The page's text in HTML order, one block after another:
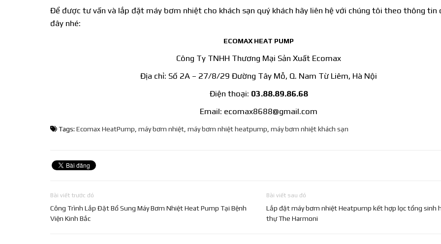
Để được tư vấn và lắp đặt máy bơm nhiệt cho khách sạn quý khách hãy liên hệ với chúng tôi theo thông tin
đây nhé:
ECOMAX HEAT PUMP
Công Ty TNHH Thương Mại Sản Xuất Ecomax
Địa chỉ: Số 2A – 27/8/29 Đường Tây Mỗ, Q. Nam Từ Liêm, Hà Nội
Điện thoại: 03.88.89.86.68
Email: ecomax8688@gmail.com
Tags: Ecomax HeatPump máy bơm nhiệt máy bơm nhiệt heatpump máy bơm nhiệt khách sạn
Bài viết trước đó
Công Trình Lắp Đặt Bổ Sung Máy Bơm Nhiệt Heat Pump Tại Bệnh
Viện Kinh Bắc
Bài viết sau đó
Lắp đặt máy bơm nhiệt Heatpump kết hợp lọc tổng sinh
thự The Harmoni